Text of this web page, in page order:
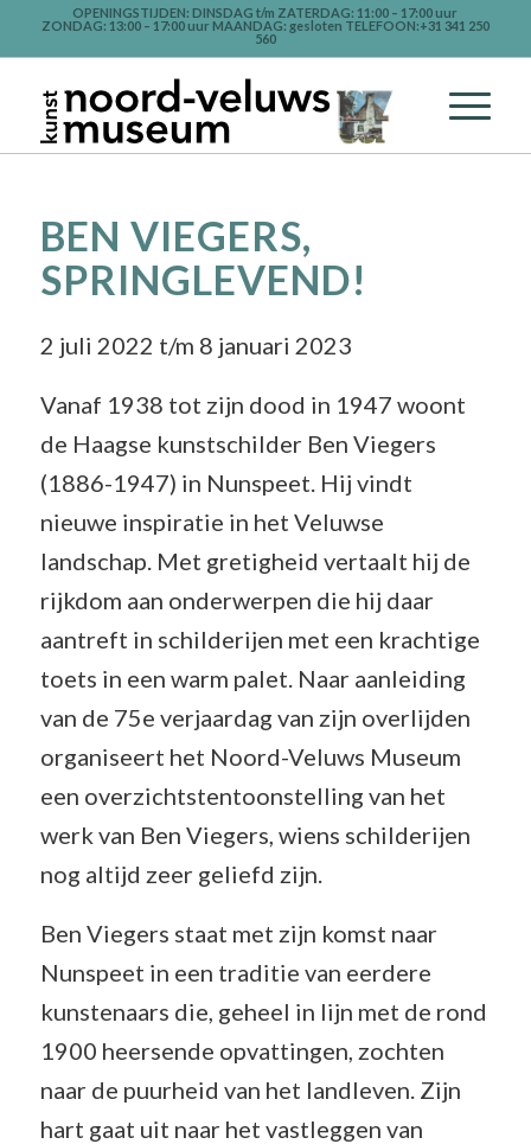
OPENINGSTIJDEN: DINSDAG t/m ZATERDAG: 11:00 – 17:00 uur
ZONDAG: 13:00 – 17:00 uur MAANDAG: gesloten TELEFOON:+31 341 250
560
BEN VIEGERS,
SPRINGLEVEND!
2 juli 2022 t/m 8 januari 2023
Vanaf 1938 tot zijn dood in 1947 woont
de Haagse kunstschilder Ben Viegers
(1886-1947) in Nunspeet. Hij vindt
nieuwe inspiratie in het Veluwse
landschap. Met gretigheid vertaalt hij de
rijkdom aan onderwerpen die hij daar
aantreft in schilderijen met een krachtige
toets in een warm palet. Naar aanleiding
van de 75e verjaardag van zijn overlijden
organiseert het Noord-Veluws Museum
een overzichtstentoonstelling van het
werk van Ben Viegers, wiens schilderijen
nog altijd zeer geliefd zijn.
Ben Viegers staat met zijn komst naar
Nunspeet in een traditie van eerdere
kunstenaars die, geheel in lijn met de rond
1900 heersende opvattingen, zochten
naar de puurheid van het landleven. Zijn
hart gaat uit naar het vastleggen van